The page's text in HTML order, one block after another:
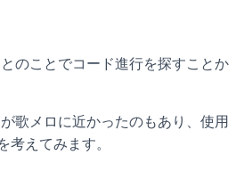
のことでコード進行を探すことか
歌メロに近かったのもあり、使用
考えてみます。